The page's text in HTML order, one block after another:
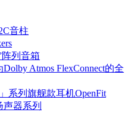
音柱
列音箱
Atmos FlexConnect的全
系列旗舰款耳机OpenFit
声器系列